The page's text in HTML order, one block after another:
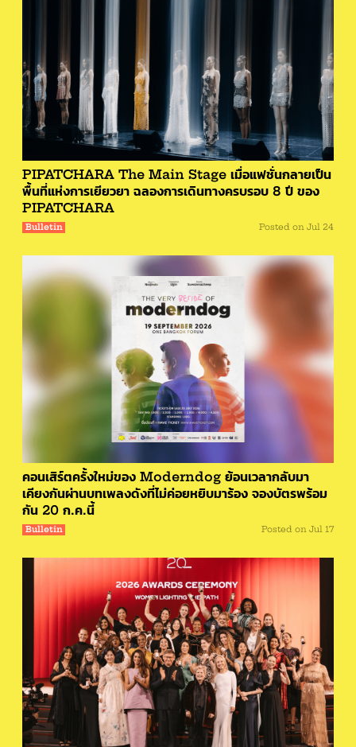
PIPATCHARA The Main Stage เมื่อแฟชั่นกลายเป็น
พื้นที่แห่งการเยียวยา ฉลองการเดินทางครบรอบ 8 ปี ของ
PIPATCHARA
Bulletin Posted on Jul 24
คอนเสิร์ตครั้งใหม่ของ Moderndog ย้อนเวลากลับมา
เคียงกันผ่านบทเพลงดังที่ไม่ค่อยหยิบมาร้อง จองบัตรพร้อม
กัน 20 ก.ค.นี้
Bulletin Posted on Jul 17